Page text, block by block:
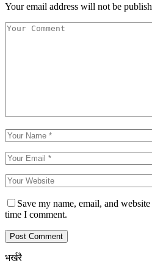
Your email address will not be
Save my name, email, and
time I comment.
भर्खरै